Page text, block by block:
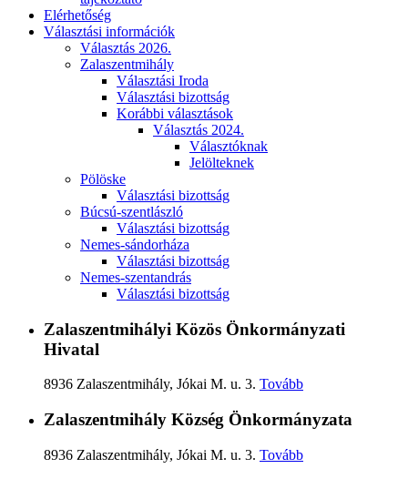
Elérhetőség
Választási információk
Választás 2026.
Zalaszentmihály
Választási Iroda
Választási bizottság
Korábbi választások
Választás 2024.
Választóknak
Jelölteknek
Pölöske
Választási bizottság
Búcsú-szentlászló
Választási bizottság
Nemes-sándorháza
Választási bizottság
Nemes-szentandrás
Választási bizottság
Zalaszentmihályi Közös Önkormányzati
Hivatal
8936 Zalaszentmihály, Jókai M. u. 3. Tovább
Zalaszentmihály Község Önkormányzata
8936 Zalaszentmihály, Jókai M. u. 3. Tovább